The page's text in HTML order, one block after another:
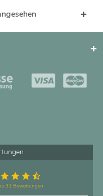
31 Bewertungen